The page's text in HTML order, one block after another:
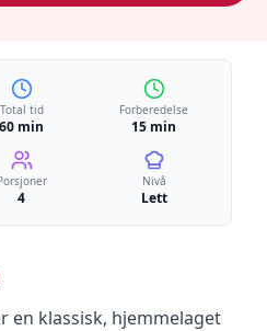
Total tid
60 min
Forberedelse
15 min
4
Nivå
Lett
en klassisk, hjemmelaget